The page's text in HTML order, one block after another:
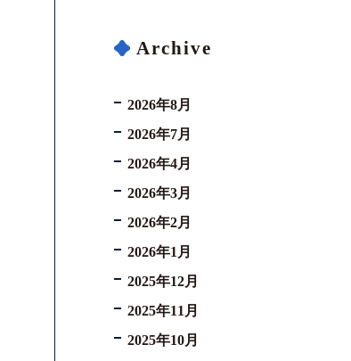
Archive
2026年8月
2026年7月
2026年4月
2026年3月
2026年2月
2026年1月
2025年12月
2025年11月
2025年10月